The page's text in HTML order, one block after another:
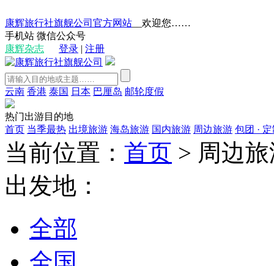
康辉旅行社旗舰公司官方网站 __欢迎您……
手机站 微信公众号
康辉杂志
登录 | 注册
云南 香港 泰国 日本 巴厘岛 邮轮度假
热门出游目的地
首页 当季最热 出境旅游 海岛旅游 国内旅游 周边旅游 包团 ·
当前位置： 首页 > 周边
出发地：
全部